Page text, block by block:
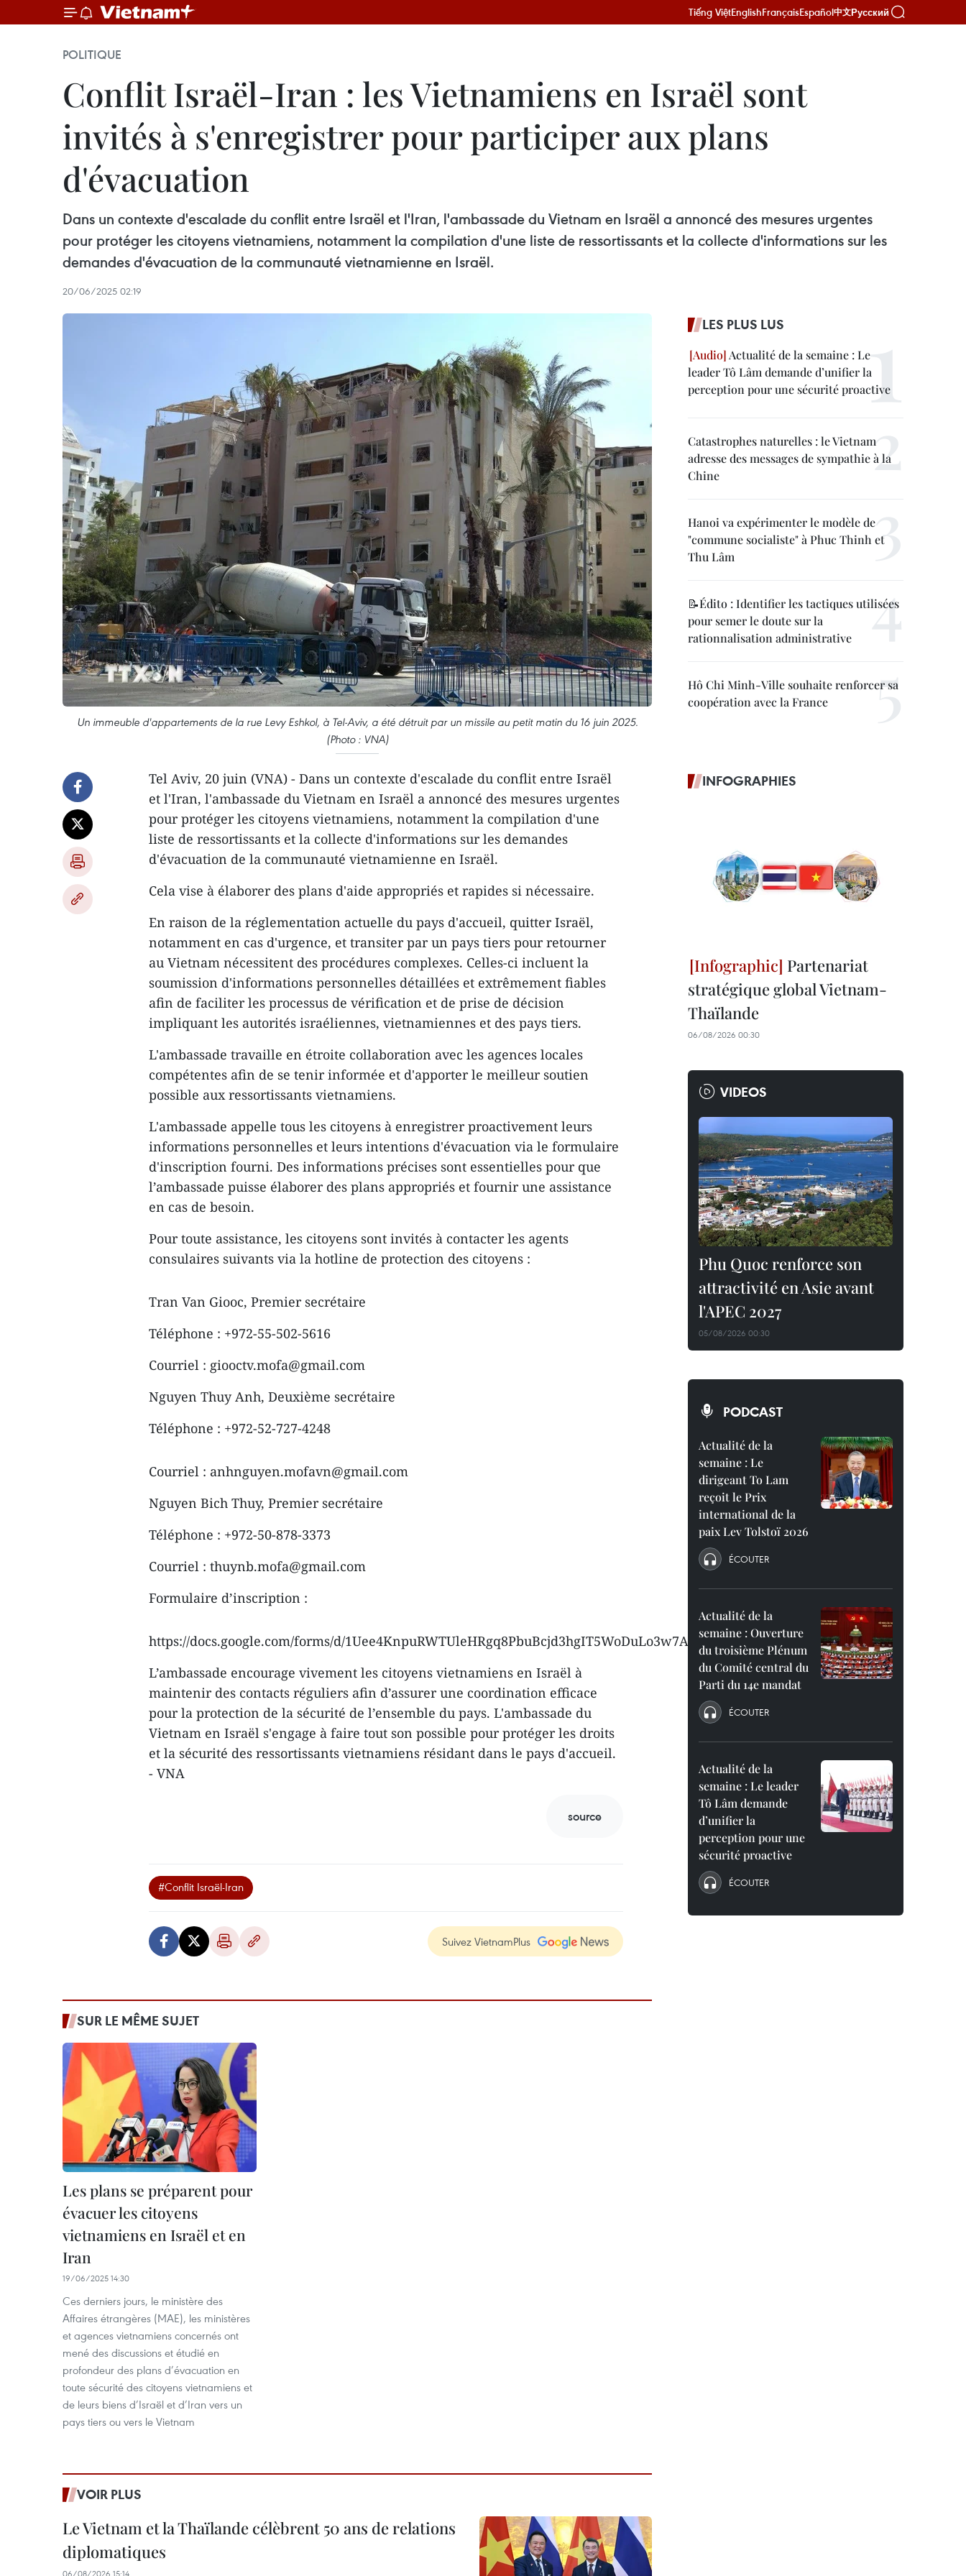
Tiếng ViệtEnglishFrançaisEspañol中文Русский
POLITIQUE
Conflit Israël-Iran : les Vietnamiens en Israël sont
invités à s'enregistrer pour participer aux plans
d'évacuation
Dans un contexte d'escalade du conflit entre Israël et l'Iran, l'ambassade du Vietnam en Israël a annoncé des mesures urgentes
pour protéger les citoyens vietnamiens, notamment la compilation d'une liste de ressortissants et la collecte d'informations sur les
demandes d'évacuation de la communauté vietnamienne en Israël.
20/06/2025 02:19
Un immeuble d'appartements de la rue Levy Eshkol, à Tel-Aviv, a été détruit par un missile au petit matin du 16 juin 2025.
(Photo : VNA)
Tel Aviv, 20 juin (VNA) - Dans un contexte d'escalade du conflit entre Israël
et l'Iran, l'ambassade du Vietnam en Israël a annoncé des mesures urgentes
pour protéger les citoyens vietnamiens, notamment la compilation d'une
liste de ressortissants et la collecte d'informations sur les demandes
d'évacuation de la communauté vietnamienne en Israël.
Cela vise à élaborer des plans d'aide appropriés et rapides si nécessaire.
En raison de la réglementation actuelle du pays d'accueil, quitter Israël,
notamment en cas d'urgence, et transiter par un pays tiers pour retourner
au Vietnam nécessitent des procédures complexes. Celles-ci incluent la
soumission d'informations personnelles détaillées et extrêmement fiables
afin de faciliter les processus de vérification et de prise de décision
impliquant les autorités israéliennes, vietnamiennes et des pays tiers.
L'ambassade travaille en étroite collaboration avec les agences locales
compétentes afin de se tenir informée et d'apporter le meilleur soutien
possible aux ressortissants vietnamiens.
L'ambassade appelle tous les citoyens à enregistrer proactivement leurs
informations personnelles et leurs intentions d'évacuation via le formulaire
d'inscription fourni. Des informations précises sont essentielles pour que
l’ambassade puisse élaborer des plans appropriés et fournir une assistance
en cas de besoin.
Pour toute assistance, les citoyens sont invités à contacter les agents
consulaires suivants via la hotline de protection des citoyens :
Tran Van Giooc, Premier secrétaire
Téléphone : +972-55-502-5616
Courriel : giooctv.mofa@gmail.com
Nguyen Thuy Anh, Deuxième secrétaire
Téléphone : +972-52-727-4248
Courriel : anhnguyen.mofavn@gmail.com
Nguyen Bich Thuy, Premier secrétaire
Téléphone : +972-50-878-3373
Courriel : thuynb.mofa@gmail.com
Formulaire d’inscription :
https://docs.google.com/forms/d/1Uee4KnpuRWTUleHRgq8PbuBcjd3hgIT5WoDuLo3w7Aw/edit
L’ambassade encourage vivement les citoyens vietnamiens en Israël à
maintenir des contacts réguliers afin d’assurer une coordination efficace
pour la protection de la sécurité de l’ensemble du pays. L'ambassade du
Vietnam en Israël s'engage à faire tout son possible pour protéger les droits
et la sécurité des ressortissants vietnamiens résidant dans le pays d'accueil.
- VNA
source
#Conflit Israël-Iran
Suivez VietnamPlus
SUR LE MÊME SUJET
Les plans se préparent pour
évacuer les citoyens
vietnamiens en Israël et en
Iran
19/06/2025 14:30
Ces derniers jours, le ministère des
Affaires étrangères (MAE), les ministères
et agences vietnamiens concernés ont
mené des discussions et étudié en
profondeur des plans d’évacuation en
toute sécurité des citoyens vietnamiens et
de leurs biens d’Israël et d’Iran vers un
pays tiers ou vers le Vietnam
VOIR PLUS
Le Vietnam et la Thaïlande célèbrent 50 ans de relations
diplomatiques
06/08/2026 15:14
LES PLUS LUS
Actualité de la semaine : Le
leader Tô Lâm demande d’unifier la
perception pour une sécurité proactive
Catastrophes naturelles : le Vietnam
adresse des messages de sympathie à la
Chine
Hanoi va expérimenter le modèle de
"commune socialiste" à Phuc Thinh et
Thu Lâm
📝Édito : Identifier les tactiques utilisées
pour semer le doute sur la
rationnalisation administrative
Hô Chi Minh-Ville souhaite renforcer sa
coopération avec la France
INFOGRAPHIES
Partenariat
stratégique global Vietnam-
Thaïlande
06/08/2026 00:30
VIDEOS
Phu Quoc renforce son
attractivité en Asie avant
l'APEC 2027
05/08/2026 00:30
PODCAST
Actualité de la
semaine : Le
dirigeant To Lam
reçoit le Prix
international de la
paix Lev Tolstoï 2026
ÉCOUTER
Actualité de la
semaine : Ouverture
du troisième Plénum
du Comité central du
Parti du 14e mandat
ÉCOUTER
Actualité de la
semaine : Le leader
Tô Lâm demande
d’unifier la
perception pour une
sécurité proactive
ÉCOUTER